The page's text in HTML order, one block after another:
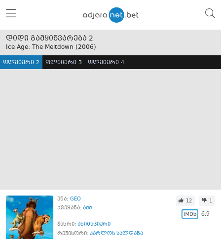
დიდი გამყინვარება 2
Ice Age: The Meltdown (2006)
ფლეიერი 2 ფლეიერი 3 ფლეიერი 4
ენა: GEO
ქვეყანა: აშშ
12 1
6.9
ჟანრი: ანიმაციური
რეჟისორი: კარლოს სალდანა